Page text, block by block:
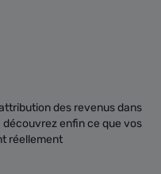
des revenus dans
découvrez enfin ce que vos
réellement